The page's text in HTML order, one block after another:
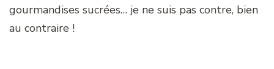
gourmandises sucrées… je ne suis pas contre, bien
au contraire !